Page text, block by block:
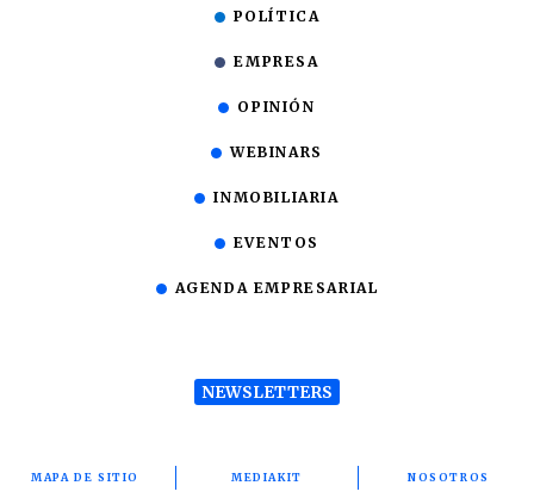
POLÍTICA
EMPRESA
OPINIÓN
WEBINARS
INMOBILIARIA
EVENTOS
AGENDA EMPRESARIAL
NEWSLETTERS
MAPA DE SITIO MEDIAKIT NOSOTROS